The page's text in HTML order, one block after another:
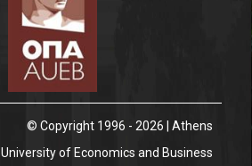
© Copyright 1996 - 2026 | Athens
University of Economics and Business